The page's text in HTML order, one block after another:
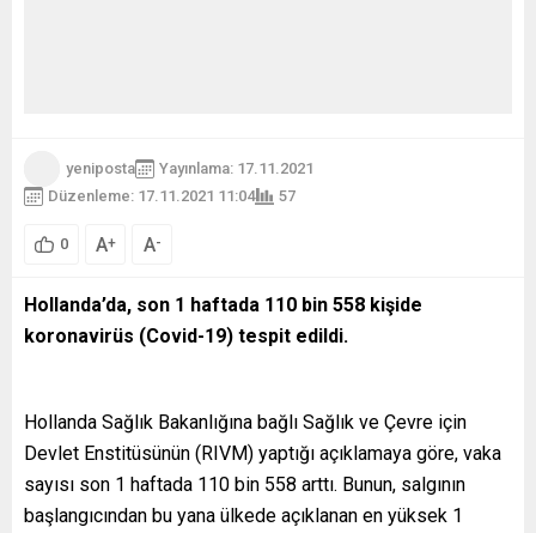
yeniposta
Yayınlama: 17.11.2021
Düzenleme: 17.11.2021 11:04
57
0 A+ A-
Hollanda’da, son 1 haftada 110 bin 558 kişide
koronavirüs (Covid-19) tespit edildi.
Hollanda Sağlık Bakanlığına bağlı Sağlık ve Çevre için
Devlet Enstitüsünün (RIVM) yaptığı açıklamaya göre, vaka
sayısı son 1 haftada 110 bin 558 arttı. Bunun, salgının
başlangıcından bu yana ülkede açıklanan en yüksek 1